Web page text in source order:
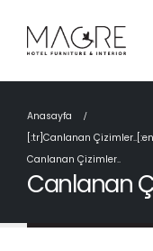
Anasayfa
[:tr]Canlanan
Canlanan Çizimler..
Canlanan